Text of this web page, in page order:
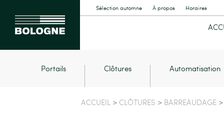
Sélection automne À propos Horaires
Portails Clôtures Automatisation
ACCUEIL > CLÔTURES > BARREAUDAGE